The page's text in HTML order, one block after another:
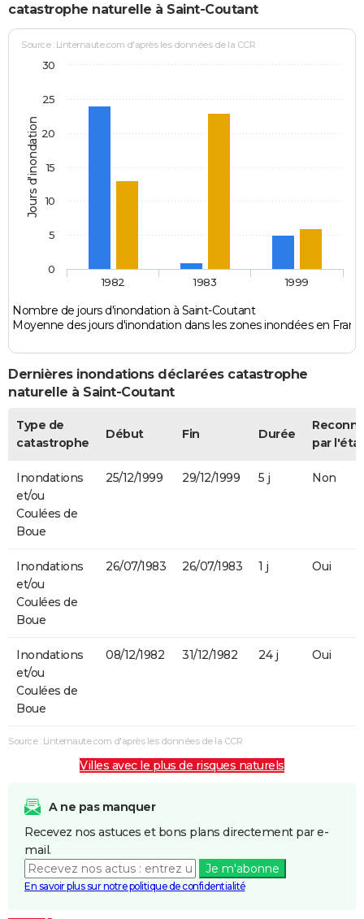
catastrophe naturelle à Saint-Coutant
Jours d'inondation
Source : Linternaute.com d'après les données de la CCR
Nombre de jours d'inondation à Saint-Coutant
Moyenne des jours d'inondation dans les zones inondées en
1982 1983 1999
0
5
10
15
20
25
30
Dernières inondations déclarées catastrophe
naturelle à Saint-Coutant
Type de
catastrophe
Début Fin Durée
par l'état
Inondations
et/ou
Coulées de
Boue
25/12/1999 29/12/1999 5 j Non
Inondations
et/ou
Coulées de
Boue
26/07/1983 26/07/1983 1 j Oui
Inondations
et/ou
Coulées de
Boue
08/12/1982 31/12/1982 24 j Oui
Source : Linternaute.com d'après les données de la CCR
Villes avec le plus de risques naturels
A ne pas manquer
Recevez nos astuces et bons plans directement par e-
mail.
Je m'abonne
En savoir plus sur notre politique de confidentialité